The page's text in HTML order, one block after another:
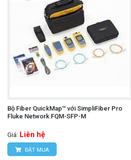
Bộ Fiber QuickMap™ với SimpliFiber Pro
Fluke Network FQM-SFP-M
Giá: Liên hệ
ĐẶT MUA